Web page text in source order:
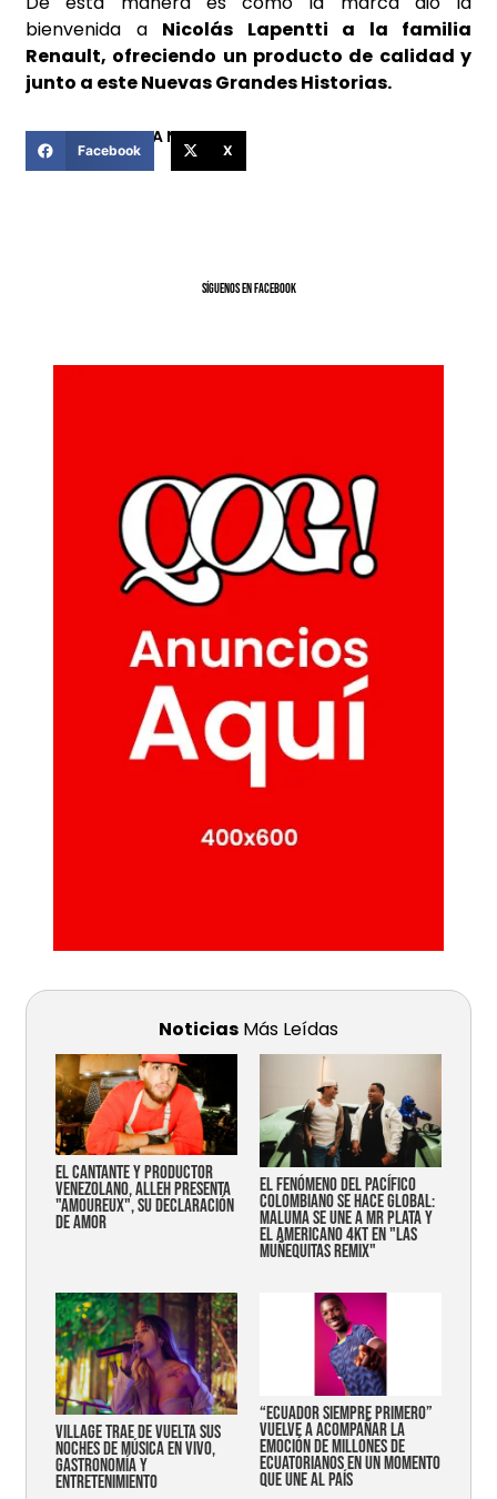
bienvenida a Nicolás Lapentti a la familia
Renault, ofreciendo un producto de calidad y
junto a este Nuevas Grandes Historias.
COMPARTIR ESTA NOTICIA
Facebook X
SíGUENOS EN FACEBOOK
Noticias Más Leídas
EL CANTANTE Y PRODUCTOR
VENEZOLANO, ALLEH PRESENTA
"AMOUREUX", SU DECLARACIÓN
DE AMOR
EL FENÓMENO DEL PACÍFICO
COLOMBIANO SE HACE GLOBAL:
MALUMA SE UNE A MR PLATA Y
EL AMERICANO 4KT EN "LAS
MUÑEQUITAS REMIX"
Village trae de vuelta sus
noches de música en vivo,
gastronomía y
entretenimiento
“Ecuador siempre primero”
vuelve a acompañar la
emoción de millones de
ecuatorianos en un momento
que une al país